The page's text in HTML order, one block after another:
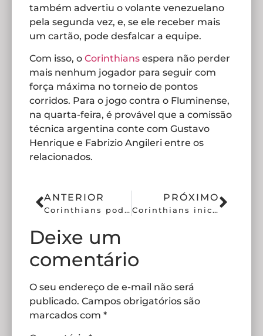
também advertiu o volante venezuelano
pela segunda vez, e, se ele receber mais
um cartão, pode desfalcar a equipe.
Com isso, o Corinthians espera não perder
mais nenhum jogador para seguir com
força máxima no torneio de pontos
corridos. Para o jogo contra o Fluminense,
na quarta-feira, é provável que a comissão
técnica argentina conte com Gustavo
Henrique e Fabrizio Angileri entre os
relacionados.
ANTERIOR
Corinthians pode ter dois retornos diante do Fluminense
PRÓXIMO
Corinthians inicia preparação para próximas rodadas do Brasileirão
Deixe um
comentário
O seu endereço de e-mail não será
publicado. Campos obrigatórios são
marcados com *